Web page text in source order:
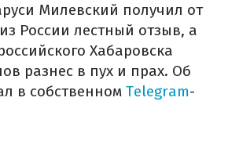
Милевский получил от
России лестный отзыв, а
Хабаровска
разнес в пух и прах. Об
в собственном Telegram-